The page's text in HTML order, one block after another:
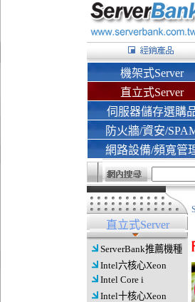
機架式Server
直立式Server
伺服器儲存選購
防火牆/資安/
網路設備/頻寬管
直立式Server
ServerBank推薦機種
Intel六核心Xeon
Intel Core i
Intel十核心Xeon